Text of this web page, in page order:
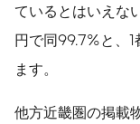
ているとはいえな
円で同99.7%と、
ます。
他方近畿圏の掲載